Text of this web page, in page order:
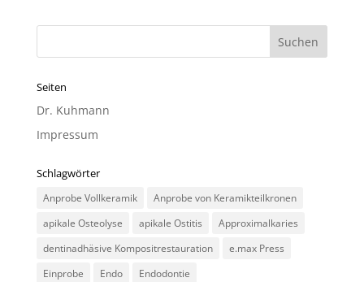
Seiten
Dr. Kuhmann
Impressum
Schlagwörter
Anprobe Vollkeramik
Anprobe von Keramikteilkronen
apikale Osteolyse
apikale Ostitis
Approximalkaries
dentinadhäsive Kompositrestauration
e.max Press
Einprobe
Endo
Endodontie